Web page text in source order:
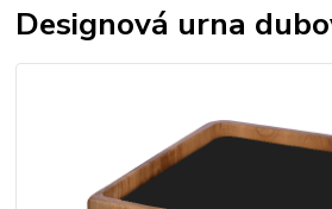
Designová urna